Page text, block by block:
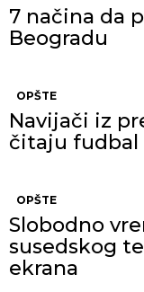
7 načina da
Beogradu
OPŠTE
Navijači iz
čitaju fudbal
OPŠTE
Slobodno
susedskog
ekrana